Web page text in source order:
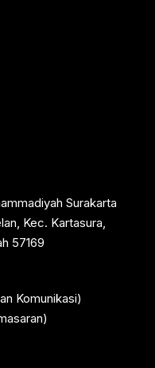
Surakarta
Kec. Kartasura,
57169
Komunikasi)